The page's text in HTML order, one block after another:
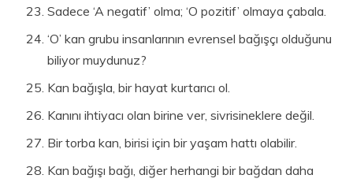
Sadece ‘A negatif’ olma; ‘O pozitif’ olmaya çabala.
‘O’ kan grubu insanlarının evrensel bağışçı olduğunu
biliyor muydunuz?
Kan bağışla, bir hayat kurtarıcı ol.
Kanını ihtiyacı olan birine ver, sivrisineklere değil.
Bir torba kan, birisi için bir yaşam hattı olabilir.
Kan bağışı bağı, diğer herhangi bir bağdan daha